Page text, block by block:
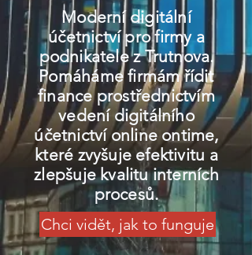
Moderní digitální
účetnictví pro firmy a
podnikatele z Trutnova.
Pomáháme firmám řídit
finance prostřednictvím
vedení digitálního
účetnictví online ontime,
které zvyšuje efektivitu a
zlepšuje kvalitu interních
procesů.
Chci vidět, jak to funguje